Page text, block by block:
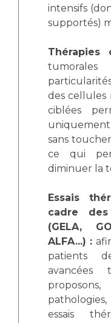
intensifs
supportés)
Thérapies
des cellules
ciblées
sans
ce qui
diminuer la
Essais
cadre
(GELA,
ALFA...) :
patients
avancées
essais